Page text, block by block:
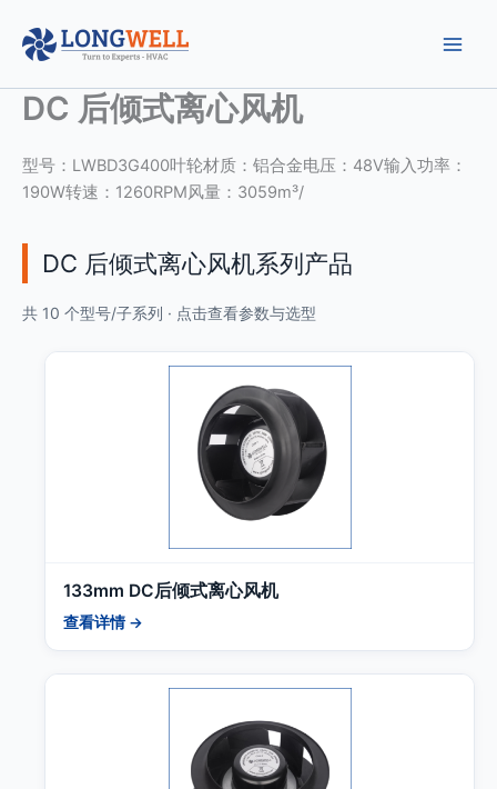
容 DC 后倾式离心风机
型号：LWBD3G400叶轮材质：铝合金电压：48V输入功率：
190W转速：1260RPM风量：3059m³/
DC 后倾式离心风机系列产品
共 10 个型号/子系列 · 点击查看参数与选型
133mm DC后倾式离心风机
查看详情 →